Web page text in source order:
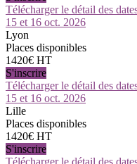
Télécharger le détail des
15 et 16 oct. 2026
Lyon
Places disponibles
1420€ HT
S'inscrire
Télécharger le détail des
15 et 16 oct. 2026
Lille
Places disponibles
1420€ HT
S'inscrire